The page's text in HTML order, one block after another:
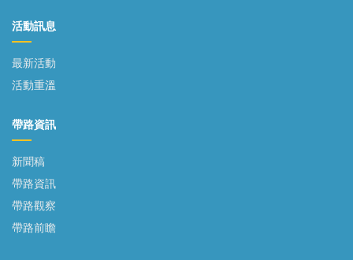
活動訊息
最新活動
活動重溫
帶路資訊
新聞稿
帶路資訊
帶路觀察
帶路前瞻